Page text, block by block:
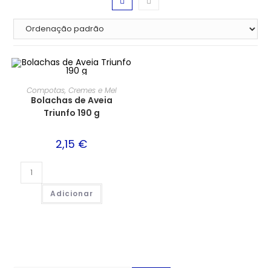
Compotas, Cremes e Mel
Bolachas de Aveia
Triunfo 190 g
2,15 €
Adicionar